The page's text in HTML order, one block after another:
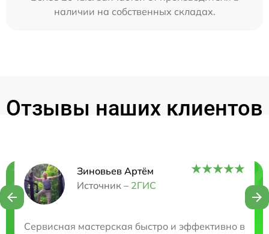
наличии на собственных складах.
Отзывы наших клиентов
Зиновьев Артём
Источник – 2ГИС
Сервисная мастерская быстро и эффективно
Нужна консультация?